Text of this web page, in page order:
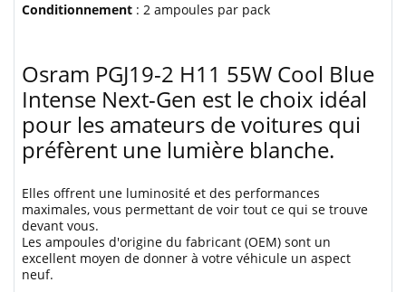
Conditionnement : 2 ampoules par pack
Osram PGJ19-2 H11 55W Cool Blue
Intense Next-Gen est le choix idéal
pour les amateurs de voitures qui
préfèrent une lumière blanche.
Elles offrent une luminosité et des performances
maximales, vous permettant de voir tout ce qui se trouve
devant vous.
Les ampoules d'origine du fabricant (OEM) sont un
excellent moyen de donner à votre véhicule un aspect
neuf.